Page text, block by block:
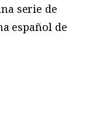
serie de
español de